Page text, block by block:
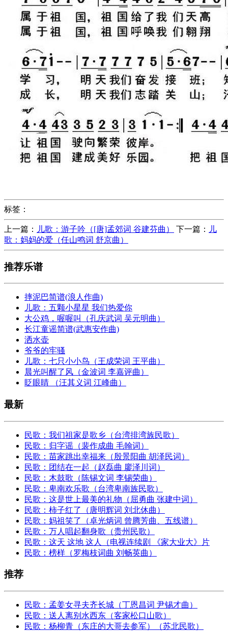
标签：
上一篇： 儿歌：游子吟（[唐]孟郊词 谷建芬曲） 下一篇：
儿
歌：妈妈的爱（任山鸣词 舒京曲）
推荐乐谱
摔泥巴简谱(浪人作曲)
儿歌：五颗小星星 我们热爱你
大公鸡，喔喔叫（孔庆武词 吴元明曲）
长江童谣简谱(武惠安作曲)
洒水壶
爷爷的牢骚
儿歌：七只小小鸟（王成荣词 王平曲）
晨光叫醒了风（金波词 李嘉评曲）
眨眼睛 （汪其义词 江峰曲）
最新
民歌：我们祖家是歌乡（台湾排湾族民歌）
民歌：归字谣（裴作成曲 毛翰词）
民歌：苗家跳出幸福来（殷景阳曲 胡泽民词）
民歌：团结在一起（赵磊曲 廖泽川词）
民歌：木鼓歌（陈锡文词 李锡荣曲）
民歌：卑南欢乐歌（台湾卑南族民歌）
民歌：这是世上最美的礼物（屈勇曲 张建中词）
民歌：柿子红了（唐明辉词 刘北休曲）
民歌：妈祖笑了（卓光炳词 曾腾芳曲、五线谱）
民歌：万人唱起翻身歌（贵州民歌）
民歌：这天 这地 这人（电视连续剧 《家大业大》片
民歌：榜样（罗梅枝词曲 刘畅英曲）
推荐
民歌：孟姜女寻夫齐长城（丁恩昌词 尹锡才曲）
民歌：送人离别水西东（客家松口山歌）
民歌：杨柳青（东庄的大哥去参军）（苏北民歌）